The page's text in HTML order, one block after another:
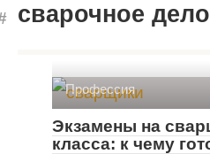
сварочное дело
Профессия
Экзамены на
класса: к чему